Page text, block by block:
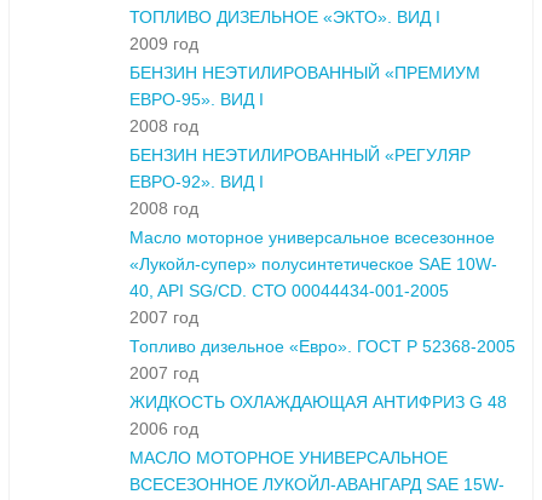
ТОПЛИВО ДИЗЕЛЬНОЕ «ЭКТО». ВИД I
2009 год
БЕНЗИН НЕЭТИЛИРОВАННЫЙ «ПРЕМИУМ
ЕВРО-95». ВИД I
2008 год
БЕНЗИН НЕЭТИЛИРОВАННЫЙ «РЕГУЛЯР
ЕВРО-92». ВИД I
2008 год
Масло моторное универсальное всесезонное
«Лукойл-супер» полусинтетическое SAE 10W-
40, API SG/CD. СТО 00044434-001-2005
2007 год
Топливо дизельное «Евро». ГОСТ Р 52368-2005
2007 год
ЖИДКОСТЬ ОХЛАЖДАЮЩАЯ АНТИФРИЗ G 48
2006 год
МАСЛО МОТОРНОЕ УНИВЕРСАЛЬНОЕ
ВСЕСЕЗОННОЕ ЛУКОЙЛ-АВАНГАРД SAE 15W-